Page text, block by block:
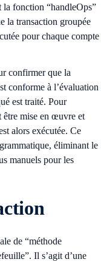
la fonction “handleOps”
la transaction groupée
pour chaque compte
confirmer que la
conforme à l’évaluation
est traité. Pour
mise en œuvre et
alors exécutée. Ce
éliminant le
manuels pour les
de “méthode
Il s’agit d’une